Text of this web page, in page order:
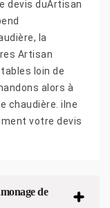
devis duArtisan
la
Artisan
loin de
alors à
chaudière. ilne
votre devis
de